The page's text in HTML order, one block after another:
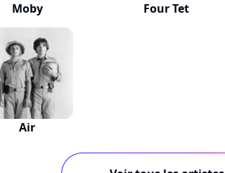
Moby Four Tet
Air